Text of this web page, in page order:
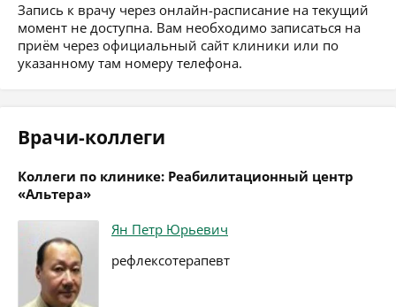
Запись к врачу через онлайн-расписание на текущий
момент не доступна. Вам необходимо записаться на
приём через официальный сайт клиники или по
указанному там номеру телефона.
Врачи-коллеги
Коллеги по клинике: Реабилитационный центр
«Альтера»
Ян Петр Юрьевич
рефлексотерапевт